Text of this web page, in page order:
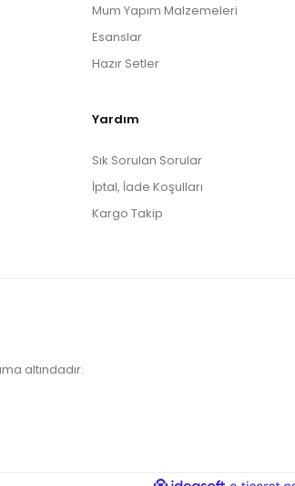
Mum Yapım Malzemeleri
Esanslar
Hazır Setler
Yardım
Sık Sorulan Sorular
İptal, İade Koşulları
Kargo Takip
altındadır.